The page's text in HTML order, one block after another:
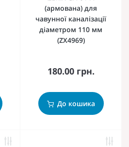
(армована) для
чавунної каналізації
діаметром 110 мм
(ZX4969)
180.00 грн.
До кошика